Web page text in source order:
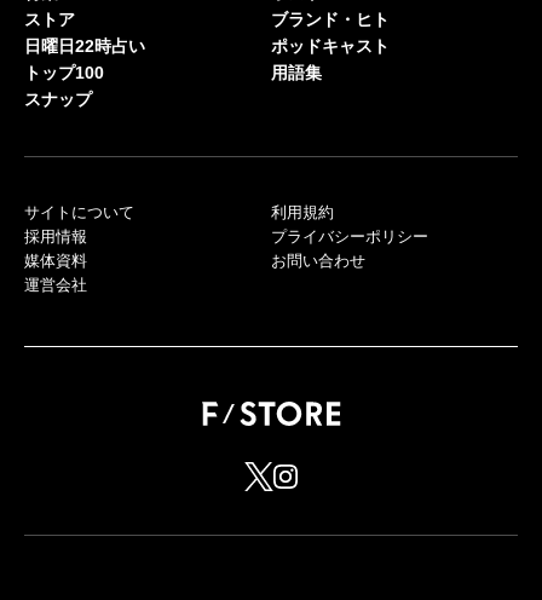
ストア
日曜日22時占い
トップ100
スナップ
ブランド・ヒト
ポッドキャスト
用語集
サイトについて
採用情報
媒体資料
運営会社
利用規約
プライバシーポリシー
お問い合わせ